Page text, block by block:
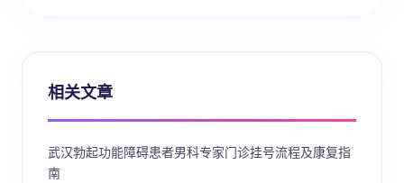
相关文章
武汉勃起功能障碍患者男科专家门诊挂号流程及康复指
南